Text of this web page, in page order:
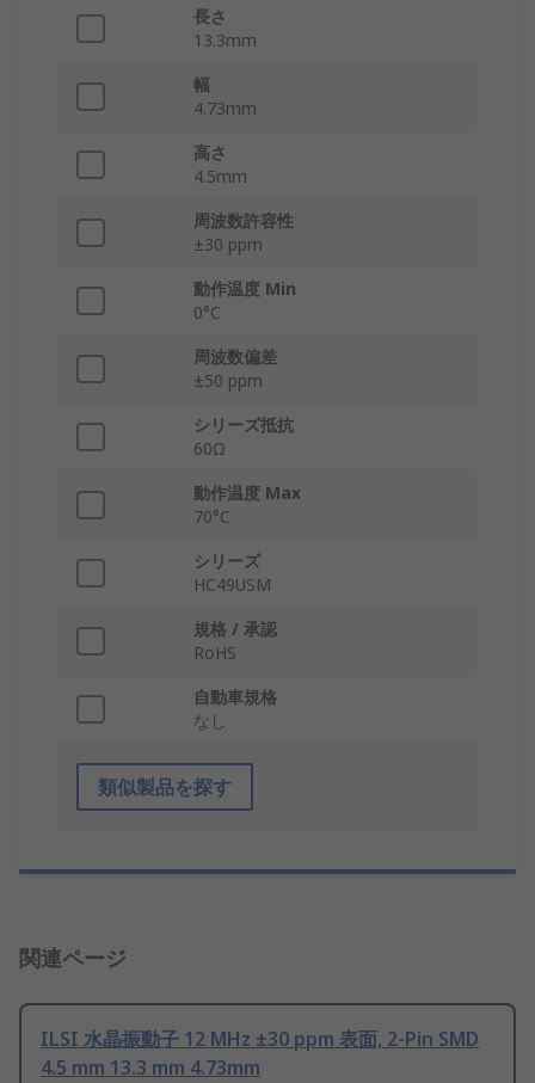
長さ
13.3mm
幅
4.73mm
高さ
4.5mm
周波数許容性
±30 ppm
動作温度 Min
0°C
周波数偏差
±50 ppm
シリーズ抵抗
60Ω
動作温度 Max
70°C
シリーズ
HC49USM
規格 / 承認
RoHS
自動車規格
なし
類似製品を探す
関連ページ
ILSI 水晶振動子 12 MHz ±30 ppm 表面, 2-Pin SMD
4.5 mm 13.3 mm 4.73mm